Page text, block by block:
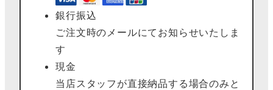
銀行振込
ご注文時のメールにてお知らせいたしま
す
現金
当店スタッフが直接納品する場合のみと